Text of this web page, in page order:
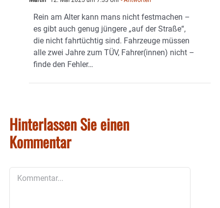
Rein am Alter kann mans nicht festmachen –
es gibt auch genug jüngere „auf der Straße“,
die nicht fahrtüchtig sind. Fahrzeuge müssen
alle zwei Jahre zum TÜV, Fahrer(innen) nicht –
finde den Fehler…
Hinterlassen Sie einen
Kommentar